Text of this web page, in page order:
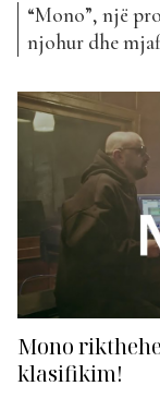
“Mono”, një
njohur dhe
Top 10 pas 30
Top List”.
pozicione nga
Mono
klasifikim!